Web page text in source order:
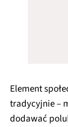
Element
tradycyjnie –
dodawać